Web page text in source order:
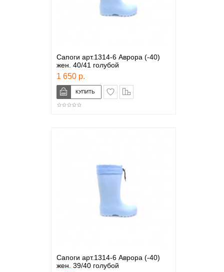
Сапоги арт.1314-6 Аврора (-40)
жен. 40/41 голубой
1 650 р.
в закладки
Сапоги арт.1314-6 Аврора (-40)
жен. 39/40 голубой